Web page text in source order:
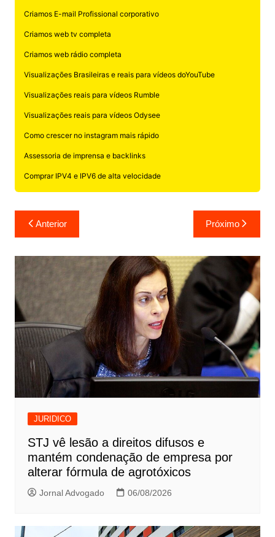
Criamos E-mail Profissional corporativo
Criamos web tv completa
Criamos web rádio completa
Visualizações Brasileiras e reais para vídeos doYouTube
Visualizações reais para vídeos Rumble
Visualizações reais para vídeos Odysee
Como crescer no instagram mais rápido
Assessoria de imprensa e backlinks
Comprar IPV4 e IPV6 de alta velocidade
Navegação
de
Post
Anterior Próximo
JURIDICO
STJ vê lesão a direitos difusos e
mantém condenação de empresa por
alterar fórmula de agrotóxicos
Jornal Advogado 06/08/2026